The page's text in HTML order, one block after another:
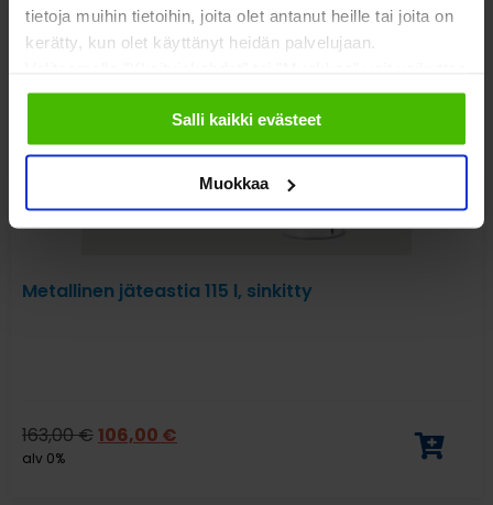
tietoja muihin tietoihin, joita olet antanut heille tai joita on
kerätty, kun olet käyttänyt heidän palvelujaan.
sallimiisi evästeisiin.
Salli kaikki evästeet
Muokkaa
Metallinen jäteastia 115 l, sinkitty
163,00€106,00 €
alv 0%